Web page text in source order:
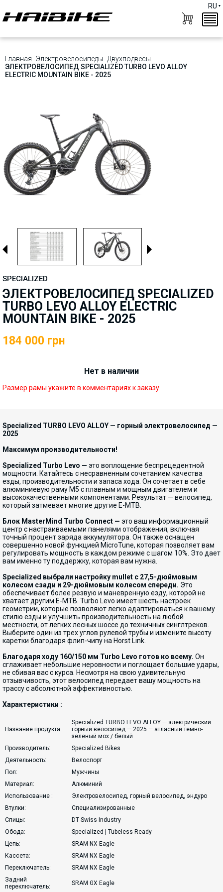
RU
Главная Электровелосипеды
Двухподвесы
ЭЛЕКТРОВЕЛОСИПЕД SPECIALIZED TURBO LEVO ALLOY
ELECTRIC MOUNTAIN BIKE - 2025
SPECIALIZED
ЭЛЕКТРОВЕЛОСИПЕД SPECIALIZED
TURBO LEVO ALLOY ELECTRIC
MOUNTAIN BIKE - 2025
184 000 грн
Нет в наличии
Размер рамы укажите в комментариях к заказу
Specialized TURBO LEVO ALLOY — горный электровелосипед —
2025
Максимум производительности!
Specialized Turbo Levo — это воплощение беспрецедентной
мощности. Катайтесь с несравненным сочетанием качества
езды, производительности и запаса хода. Он сочетает в себе
алюминиевую раму M5 с плавным и мощным двигателем и
высококачественными компонентами. Результат — велосипед,
который затмевает многие другие E-MTB.
Блок MasterMind Turbo Connect — это ваш информационный
центр с настраиваемыми панелями отображения, включая
точный процент заряда аккумулятора. Он также оснащен
совершенно новой функцией MicroTune, которая позволяет вам
регулировать мощность в каждом режиме с шагом 10%. Это дает
вам именно ту поддержку, которая вам нужна.
Specialized выбрали настройку mullet с 27,5-дюймовым
колесом сзади и 29-дюймовым колесом спереди. Это
обеспечивает более резвую и маневренную езду, которой не
хватает другим E-MTB. Turbo Levo имеет шесть настроек
геометрии, которые позволяют легко адаптироваться к вашему
стилю езды и улучшить производительность на любой
местности, от легких лесных шоссе до техничных синглтреков.
Выберите один из трех углов рулевой трубы и измените высоту
каретки благодаря флип-чипу на Horst Link.
Благодаря ходу 160/150 мм Turbo Levo готов ко всему. Он
сглаживает небольшие неровности и поглощает большие удары,
не сбивая вас с курса. Несмотря на свою удивительную
отзывчивость, этот велосипед передает вашу мощность на
трассу с абсолютной эффективностью.
Характеристики :
Название продукта:
Specialized TURBO LEVO ALLOY — электрический
горный велосипед — 2025 — атласный темно-
зеленый мох / белый
Производитель:
Specialized Bikes
Деятельность:
Велоспорт
Пол:
Мужчины
Материал:
Алюминий
Использование :
Электровелосипед, горный велосипед, эндуро
Втулки:
Специализированные
Спицы:
DT Swiss Industry
Обода:
Specialized | Tubeless Ready
Цепь:
SRAM NX Eagle
Кассета:
SRAM NX Eagle
Переключатель:
SRAM NX Eagle
Задний
переключатель:
SRAM GX Eagle